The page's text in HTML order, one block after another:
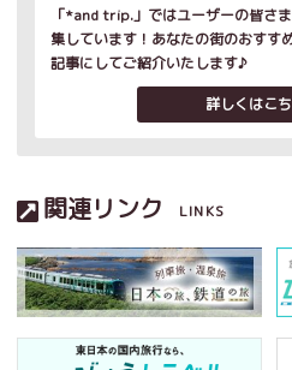
「*and trip.」ではユーザーの皆さ
集しています！あなたの街のおすす
記事にしてご紹介いたします♪
詳しくはこ
関連リンク LINKS